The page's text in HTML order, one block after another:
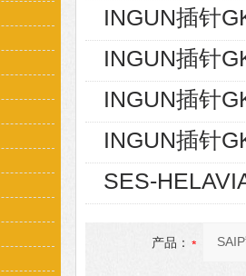
INGUN插针
INGUN插针
INGUN插针
INGUN插针
SES-
产品：